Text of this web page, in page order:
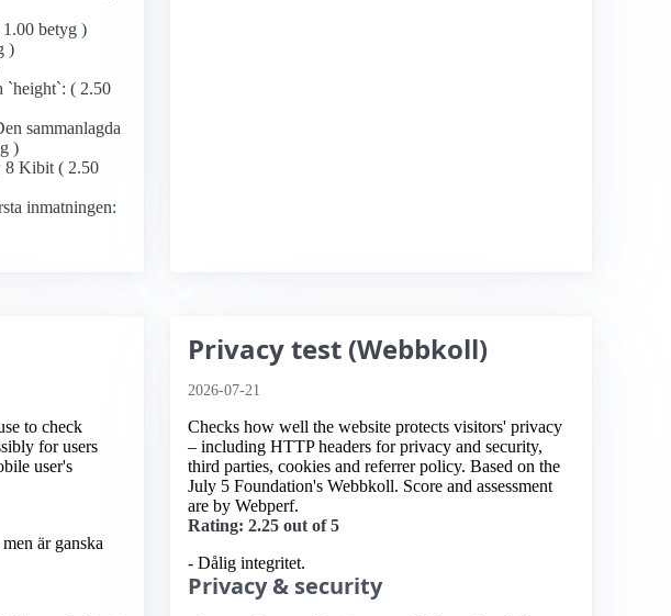
betyg )
)
`height`: ( 2.50
sammanlagda
)
8 Kibit ( 2.50
inmatningen:
to check
for users
user's
är ganska
Privacy test (Webbkoll)
2026-07-21
Checks how well the website protects visitors' privacy
– including HTTP headers for privacy and security,
third parties, cookies and referrer policy. Based on the
July 5 Foundation's Webbkoll. Score and assessment
are by Webperf.
Rating: 2.25 out of 5
- Dålig integritet.
Privacy & security